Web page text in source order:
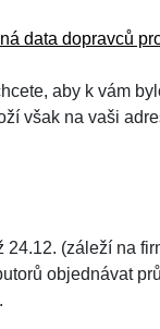
data dopravců
aby k vám
však na vaši
(záleží na
objednávat